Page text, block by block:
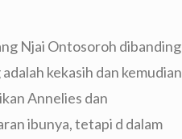
Njai Ontosoroh dibanding
kekasih dan kemudian
Annelies dan
ibunya, tetapi d dalam